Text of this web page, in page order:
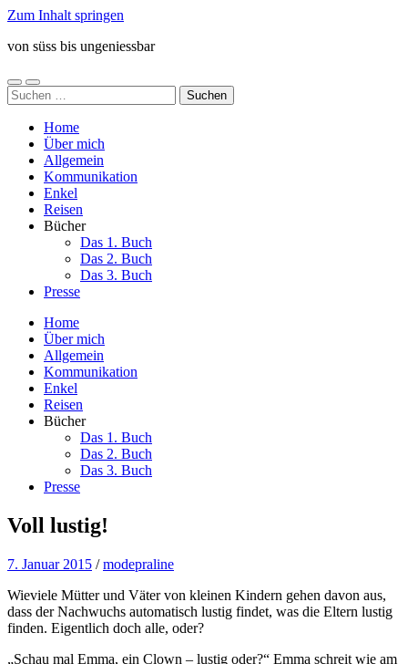
Zum Inhalt springen
von süss bis ungeniessbar
Mobile-
Menü
Suchfeld
ein-/ausblenden
Suchen
nach:
Home
Über mich
Allgemein
Kommunikation
Enkel
Reisen
Bücher
Das 1. Buch
Das 2. Buch
Das 3. Buch
Presse
Home
Über mich
Allgemein
Kommunikation
Enkel
Reisen
Bücher
Das 1. Buch
Das 2. Buch
Das 3. Buch
Presse
Voll lustig!
7. Januar 2015 /modepraline
Wieviele Mütter und Väter von kleinen Kindern gehen davon aus,
dass der Nachwuchs automatisch lustig findet, was die Eltern lustig
finden. Eigentlich doch alle, oder?
„Schau mal Emma, ein Clown – lustig oder?“ Emma schreit wie am